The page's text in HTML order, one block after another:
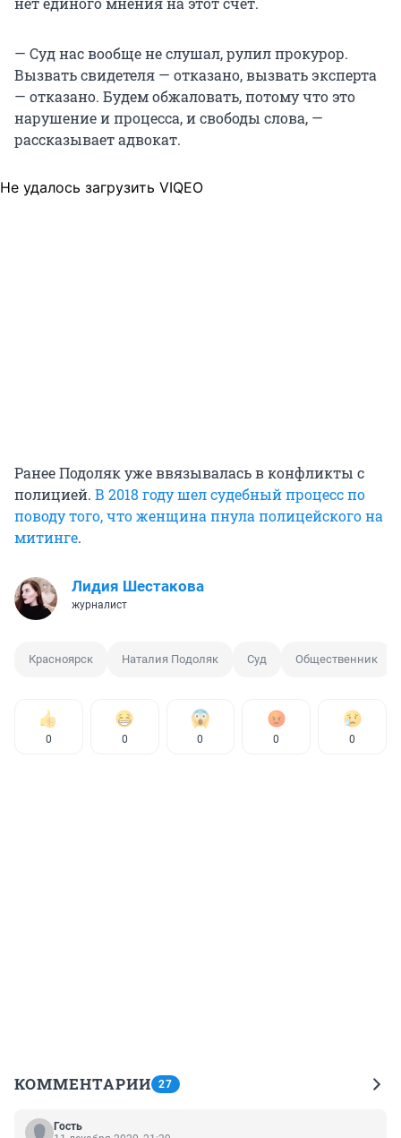
— Суд нас вообще не слушал, рулил прокурор.
Вызвать свидетеля — отказано, вызвать эксперта
— отказано. Будем обжаловать, потому что это
нарушение и процесса, и свободы слова, —
рассказывает адвокат.
Не удалось загрузить VIQEO
Ранее Подоляк уже ввязывалась в конфликты с
полицией. В 2018 году шел судебный процесс по
поводу того, что женщина пнула полицейского на
митинге.
Лидия Шестакова
журналист
Красноярск Наталия Подоляк Суд Общественник
0 0 0 0 0
КОММЕНТАРИИ 27
Гость